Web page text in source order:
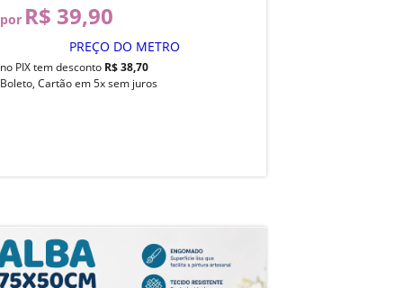
por R$ 39,90
PREÇO DO METRO
no PIX tem desconto R$ 38,70
Boleto, Cartão em 5x sem juros